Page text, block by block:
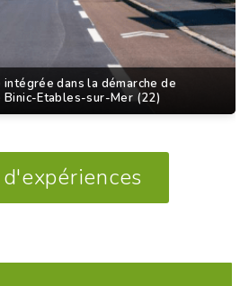
dans la démarche de
Etables-sur-Mer (22)